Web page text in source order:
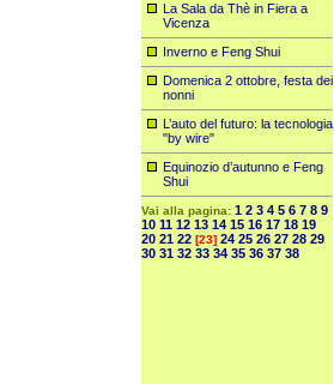
La Sala da Thè in Fiera a
Vicenza
Inverno e Feng Shui
Domenica 2 ottobre, festa dei
nonni
L’auto del futuro: la tecnologia
"by wire"
Equinozio d’autunno e Feng
Shui
Vai alla pagina: 1 2 3 4 5 6 7 8 9
10 11 12 13 14 15 16 17 18 19
20 21 22 [23] 24 25 26 27 28 29
30 31 32 33 34 35 36 37 38